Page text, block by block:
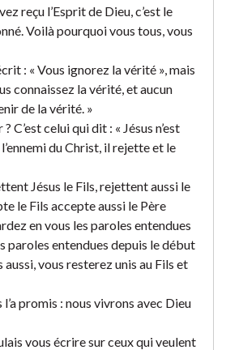
reçu l’Esprit de Dieu, c’est le
Voilà pourquoi vous tous, vous
: « Vous ignorez la vérité », mais
connaissez la vérité, et aucun
de la vérité. »
C’est celui qui dit : « Jésus n’est
du Christ, il rejette et le
Jésus le Fils, rejettent aussi le
le Fils accepte aussi le Père
en vous les paroles entendues
paroles entendues depuis le début
aussi, vous resterez unis au Fils et
promis : nous vivrons avec Dieu
vous écrire sur ceux qui veulent